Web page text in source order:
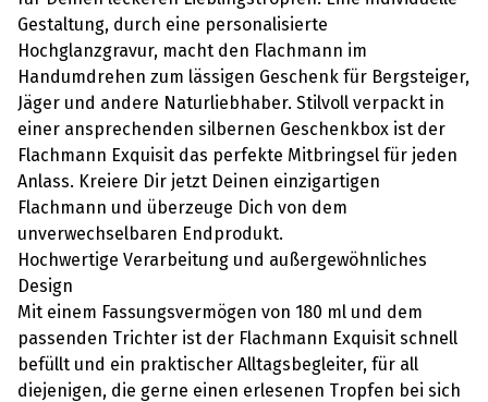
Gestaltung, durch eine personalisierte
Hochglanzgravur, macht den Flachmann im
Handumdrehen zum lässigen Geschenk für Bergsteiger,
Jäger und andere Naturliebhaber. Stilvoll verpackt in
einer ansprechenden silbernen Geschenkbox ist der
Flachmann Exquisit das perfekte Mitbringsel für jeden
Anlass. Kreiere Dir jetzt Deinen einzigartigen
Flachmann und überzeuge Dich von dem
unverwechselbaren Endprodukt.
Hochwertige Verarbeitung und außergewöhnliches
Design
Mit einem Fassungsvermögen von 180 ml und dem
passenden Trichter ist der Flachmann Exquisit schnell
befüllt und ein praktischer Alltagsbegleiter, für all
diejenigen, die gerne einen erlesenen Tropfen bei sich